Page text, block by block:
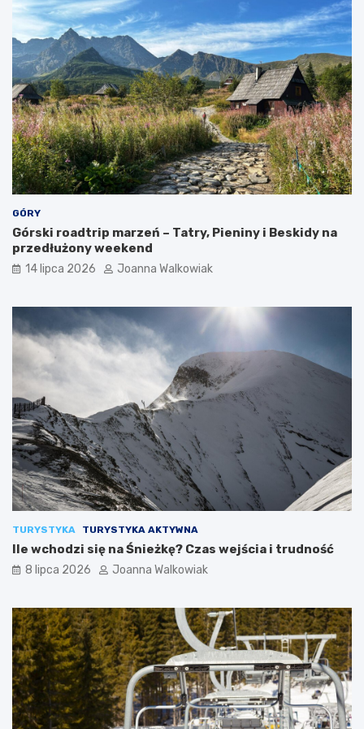
a
c
j
GÓRY
Górski roadtrip marzeń – Tatry, Pieniny i Beskidy na
przedłużony weekend
14 lipca 2026 Joanna Walkowiak
TURYSTYKA TURYSTYKA AKTYWNA
Ile wchodzi się na Śnieżkę? Czas wejścia i trudność
8 lipca 2026 Joanna Walkowiak